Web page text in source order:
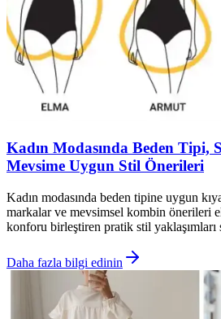
Kadın Modasında Beden
Mevsime Uygun Stil Önerileri
Kadın modasında beden tipine uygun
markalar ve mevsimsel kombin önerileri
konforu birleştiren pratik stil yaklaşımları
Daha fazla bilgi edinin